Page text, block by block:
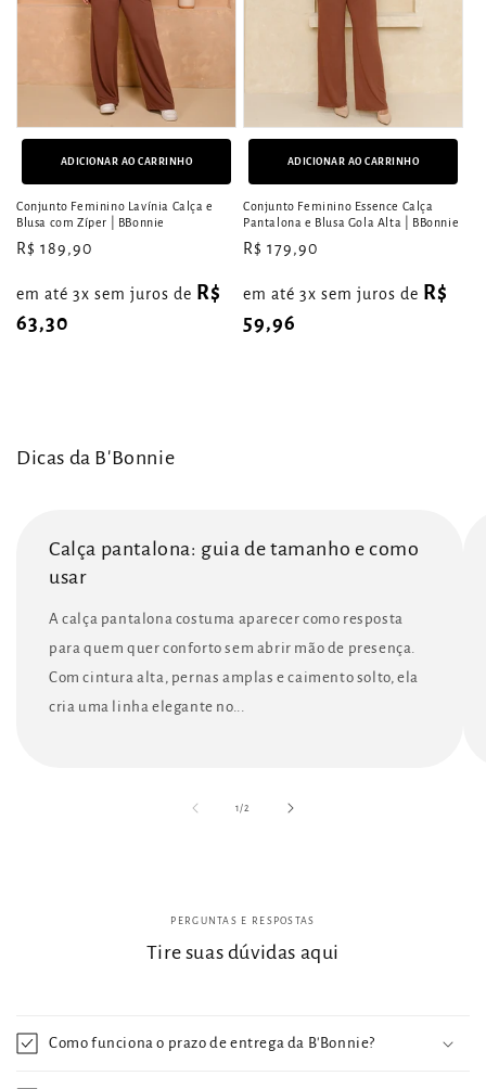
Conjunto Feminino Lavínia Calça e
Blusa com Zíper | BBonnie
Preço
R$ 189,90
em até 3x sem juros de R$
63,30
ADICIONAR AO CARRINHO
Conjunto Feminino Essence Calça
Pantalona e Blusa Gola Alta | BBonnie
Preço
R$ 179,90
em até 3x sem juros de R$
59,96
ADICIONAR AO CARRINHO
Dicas da B'Bonnie
Calça pantalona: guia de tamanho e como
usar
A calça pantalona costuma aparecer como resposta
para quem quer conforto sem abrir mão de presença.
Com cintura alta, pernas amplas e caimento solto, ela
cria uma linha elegante no...
1 /de2
PERGUNTAS E RESPOSTAS
Tire suas dúvidas aqui
Como funciona o prazo de entrega da B'Bonnie?